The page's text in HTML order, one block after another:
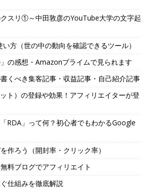
クスリ①～中田敦彦のYouTube大学の文字起
方（世の中の動向を確認できるツール）
の感想・Amazonプライムで見られます
くべき集客記事・収益記事・自己紹介記事
ト）の登録や効果！アフィリエイターが登
RDA」って何？初心者でもわかるGoogle
作ろう（開封率・クリック率）
料ブログでアフィリエイト
仕組みを徹底解説